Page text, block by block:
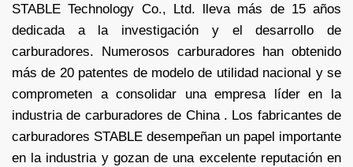
STABLE Technology Co., Ltd. lleva más de 15 años
dedicada a la investigación y el desarrollo de
carburadores. Numerosos carburadores han obtenido
más de 20 patentes de modelo de utilidad nacional y se
comprometen a consolidar una empresa líder en la
industria de carburadoresde China . Los fabricantes de
carburadores STABLE desempeñan un papel importante
en la industria y gozan de una excelente reputación en